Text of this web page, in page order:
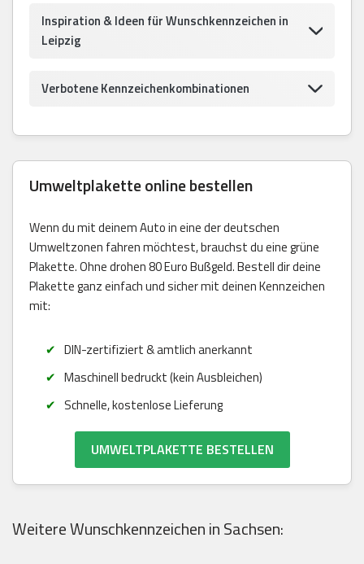
Inspiration & Ideen für Wunschkennzeichen in
Leipzig
Verbotene Kennzeichenkombinationen
Umweltplakette online bestellen
Wenn du mit deinem Auto in eine der deutschen
Umweltzonen fahren möchtest, brauchst du eine grüne
Plakette. Ohne drohen 80 Euro Bußgeld. Bestell dir deine
Plakette ganz einfach und sicher mit deinen Kennzeichen
mit:
DIN-zertifiziert & amtlich anerkannt
Maschinell bedruckt (kein Ausbleichen)
Schnelle, kostenlose Lieferung
UMWELTPLAKETTE BESTELLEN
Weitere Wunschkennzeichen in Sachsen: